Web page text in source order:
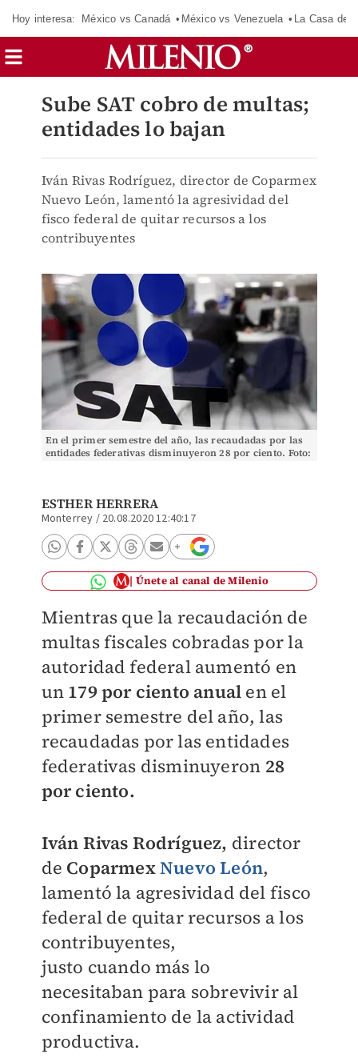
Hoy interesa: México vs Canadá México vs Venezuela La Casa de
Sube SAT cobro de multas;
entidades lo bajan
Iván Rivas Rodríguez, director de Coparmex
Nuevo León, lamentó la agresividad del
fisco federal de quitar recursos a los
contribuyentes
En el primer semestre del año, las recaudadas por las
entidades federativas disminuyeron 28 por ciento. Foto:
ESTHER HERRERA
Monterrey / 20.08.2020 12:40:17
Únete al canal de Milenio
Mientras que la recaudación de
multas fiscales cobradas por la
autoridad federal aumentó en
un 179 por ciento anual en el
primer semestre del año, las
recaudadas por las entidades
federativas disminuyeron 28
por ciento.
Iván Rivas Rodríguez, director
de CoparmexNuevo León,
lamentó la agresividad del fisco
federal de quitar recursos a los
contribuyentes,
justo cuando más lo
necesitaban para sobrevivir al
confinamiento de la actividad
productiva.